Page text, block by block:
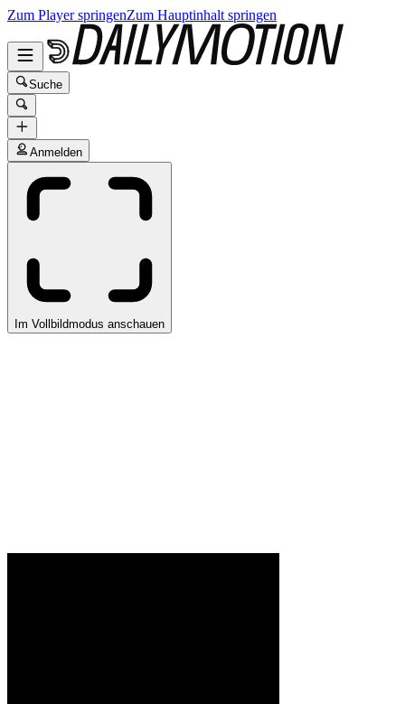
Zum Player springenZum Hauptinhalt springen
Suche
Anmelden
Im Vollbildmodus anschauen